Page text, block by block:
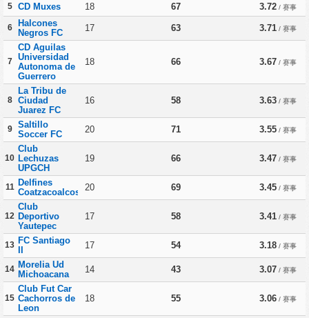
5 CD Muxes 18 67 3.72 / 赛事
6
Halcones
Negros FC
17 63 3.71 / 赛事
7
CD Aguilas
Universidad
Autonoma de
Guerrero
18 66 3.67 / 赛事
8
La Tribu de
Ciudad
Juarez FC
16 58 3.63 / 赛事
9
Saltillo
Soccer FC
20 71 3.55 / 赛事
10
Club
Lechuzas
UPGCH
19 66 3.47 / 赛事
11 Delfines
Coatzacoalcos
20 69 3.45 / 赛事
12
Club
Deportivo
Yautepec
17 58 3.41 / 赛事
13 FC Santiago
17 54 3.18 / 赛事
14 Morelia Ud
Michoacana
14 43 3.07 / 赛事
15
Club Fut Car
Cachorros de
Leon
18 55 3.06 / 赛事